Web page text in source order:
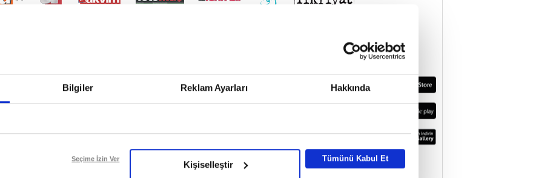
Bilgiler Reklam Ayarları Hakkında
Seçime İzin Ver
Kişiselleştir
Tümünü Kabul Et